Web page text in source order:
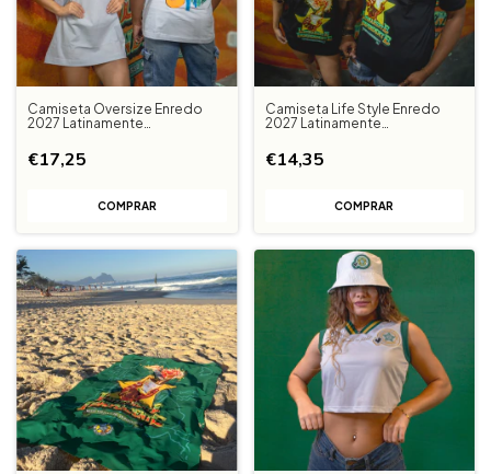
Camiseta Oversize Enredo
2027 Latinamente
€17,25
COMPRAR
Camiseta Life Style Enredo
2027 Latinamente
€14,35
COMPRAR